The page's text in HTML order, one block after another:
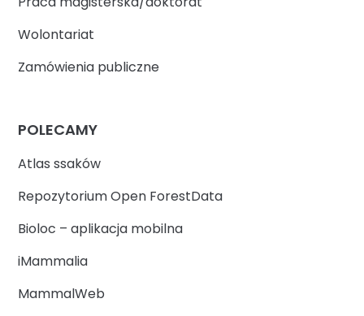
Wolontariat
Zamówienia publiczne
POLECAMY
Atlas ssaków
Repozytorium Open ForestData
Bioloc – aplikacja mobilna
iMammalia
MammalWeb